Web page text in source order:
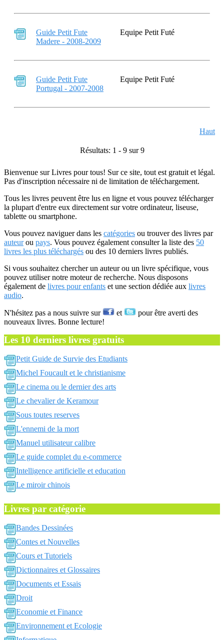
Guide Petit Fute
Madere - 2008-2009
Equipe Petit Futé
Guide Petit Fute
Portugal - 2007-2008
Equipe Petit Futé
Haut
Résultats: 1 - 9 sur 9
Bienvenue sur Livres pour tous! Sur ce site, tout est gratuit et légal.
Pas d'inscription nécessaire ni de limitation de téléchargement.
Tous les livres peuvent être lus en ligne et vous pouvez télécharger
la plupart d'entre eux directement sur votre ordinateur, liseuse,
tablette ou smartphone.
Vous pouvez naviguer dans les catégories ou trouver des livres par
auteurou pays. Vous pouvez également consulter la liste des 50
livres les plus téléchargés ou des 10 derniers livres publiés.
Si vous souhaitez chercher un auteur ou un livre spécifique, vous
pouvez utiliser notre moteur de recherche. Nous disposons
également de livres pour enfants et une section dédiée aux livres
audio.
N'hésitez pas a nous suivre sur et
pour être averti des
nouveaux livres. Bonne lecture!
Les 10 derniers livres gratuits
Petit Guide de Survie des Etudiants
Michel Foucault et le christianisme
Le cinema ou le dernier des arts
Le chevalier de Keramour
Sous toutes reserves
L'ennemi de la mort
Manuel utilisateur calibre
Le guide complet du e-commerce
Intelligence artificielle et education
Le miroir chinois
Livres par catégorie
Bandes Dessinées
Contes et Nouvelles
Cours et Tutoriels
Dictionnaires et Glossaires
Documents et Essais
Droit
Economie et Finance
Environnement et Ecologie